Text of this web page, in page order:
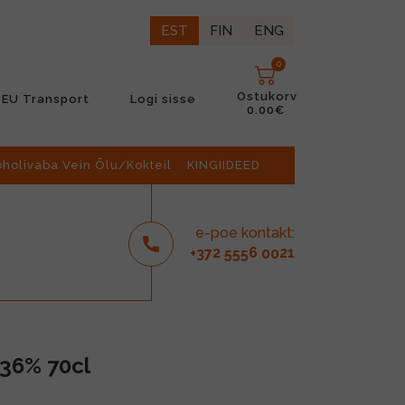
EST FIN ENG
EU Transport Logi sisse
0
Ostukorv
0.00€
Vein Õlu/Kokteil KINGIIDEED
e-poe kontakt:
+372 5556 0021
70cl